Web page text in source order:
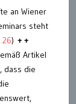
an Wiener
steht
) + +
Artikel
dass die